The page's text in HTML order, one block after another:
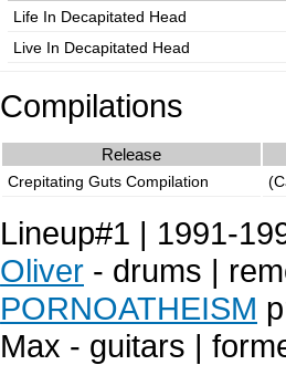
Life In Decapitated Head
Live In Decapitated Head
Compilations
Release
Crepitating Guts Compilation
Lineup#1 | 1991-
Oliver - drums |
PORNOATHEISM
Max - guitars |